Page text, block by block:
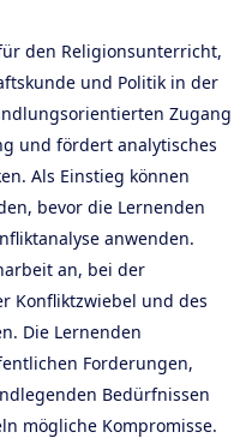
den Religionsunterricht,
und Politik in der
Zugang
und fördert analytisches
Als Einstieg können
bevor die Lernenden
anwenden.
an, bei der
Konfliktzwiebel und des
Die Lernenden
Forderungen,
Bedürfnissen
mögliche Kompromisse.